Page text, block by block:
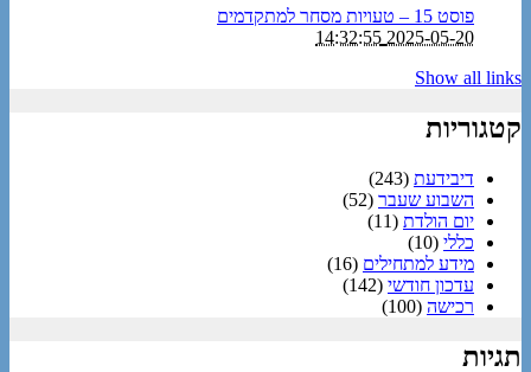
פוסט 15 – טעויות מסחר למתקדמים
2025-05-20 14:32:55
Show all links
קטגוריות
דיבידעת (243)
השבוע שעבר (52)
יום הולדת (11)
כללי (10)
מידע למתחילים (16)
עדכון חודשי (142)
רכישה (100)
תגיות